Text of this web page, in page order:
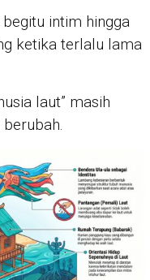
intim hingga
ketika terlalu lama
laut” masih